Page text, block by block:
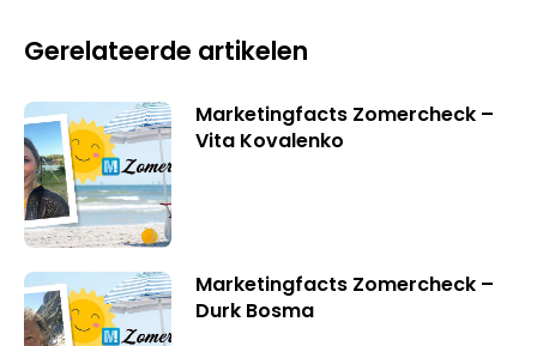
Gerelateerde artikelen
Marketingfacts Zomercheck –
Vita Kovalenko
Marketingfacts Zomercheck –
Durk Bosma